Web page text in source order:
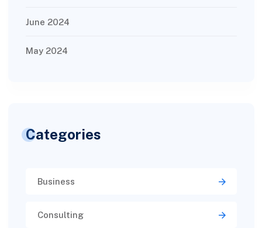
June 2024
May 2024
Categories
Business
Consulting